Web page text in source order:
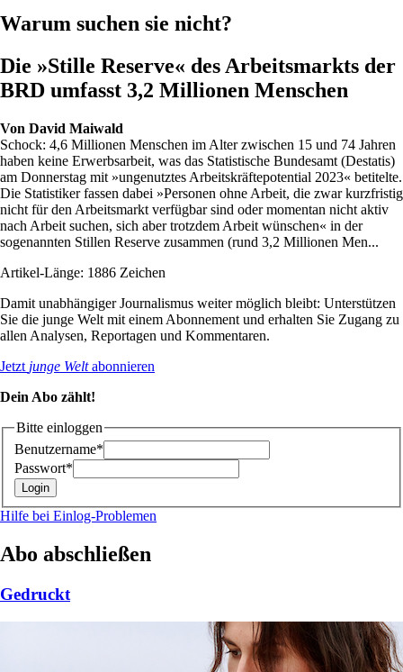
Warum suchen sie nicht?
Die »Stille Reserve« des Arbeitsmarkts der
BRD umfasst 3,2 Millionen Menschen
Von David Maiwald
Schock: 4,6 Millionen Menschen im Alter zwischen 15 und 74 Jahren
haben keine Erwerbsarbeit, was das Statistische Bundesamt (Destatis)
am Donnerstag mit »ungenutztes Arbeitskräftepotential 2023« betitelte.
Die Statistiker fassen dabei »Personen ohne Arbeit, die zwar kurzfristig
nicht für den Arbeitsmarkt verfügbar sind oder momentan nicht aktiv
nach Arbeit suchen, sich aber trotzdem Arbeit wünschen« in der
sogenannten Stillen Reserve zusammen (rund 3,2 Millionen Men...
Artikel-Länge: 1886 Zeichen
Damit unabhängiger Journalismus weiter möglich bleibt: Unterstützen
Sie die junge Welt mit einem Abonnement und erhalten Sie Zugang zu
allen Analysen, Reportagen und Kommentaren.
Jetzt junge Weltabonnieren
Dein Abo zählt!
Bitte einloggen
Benutzername*
Passwort*
Hilfe bei Einlog-Problemen
Abo abschließen
Gedruckt